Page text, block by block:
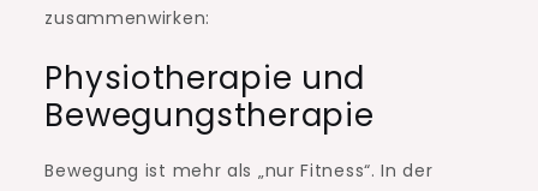
zusammenwirken:
Physiotherapie und
Bewegungstherapie
Bewegung ist mehr als „nur Fitness“. In der